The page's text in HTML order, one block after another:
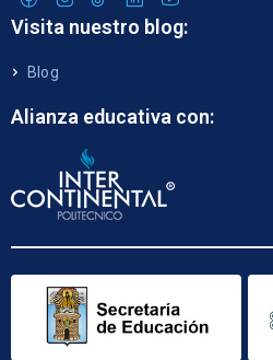
Visita nuestro blog:
Blog
Alianza educativa con: